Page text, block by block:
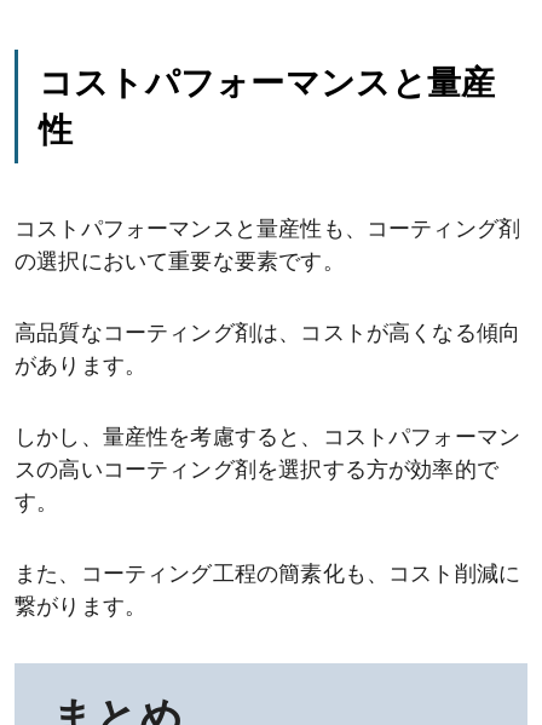
コストパフォーマンスと量産
性
コストパフォーマンスと量産性も、コーティング剤
の選択において重要な要素です。
高品質なコーティング剤は、コストが高くなる傾向
があります。
しかし、量産性を考慮すると、コストパフォーマン
スの高いコーティング剤を選択する方が効率的で
す。
また、コーティング工程の簡素化も、コスト削減に
繋がります。